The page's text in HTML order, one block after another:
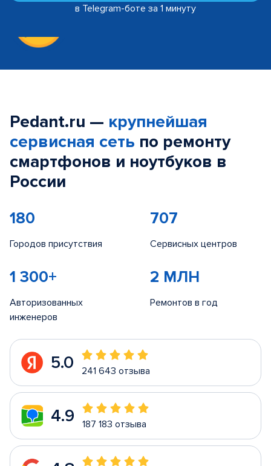
в Telegram-боте за 1 минуту
Pedant.ru — крупнейшая
сервисная сеть по ремонту
смартфонов и ноутбуков в
России
180
Городов присутствия
707
Сервисных центров
1 300+
Авторизованных
инженеров
2 МЛН
Ремонтов в год
5.0 241 643 отзыва
4.9 187 183 отзыва